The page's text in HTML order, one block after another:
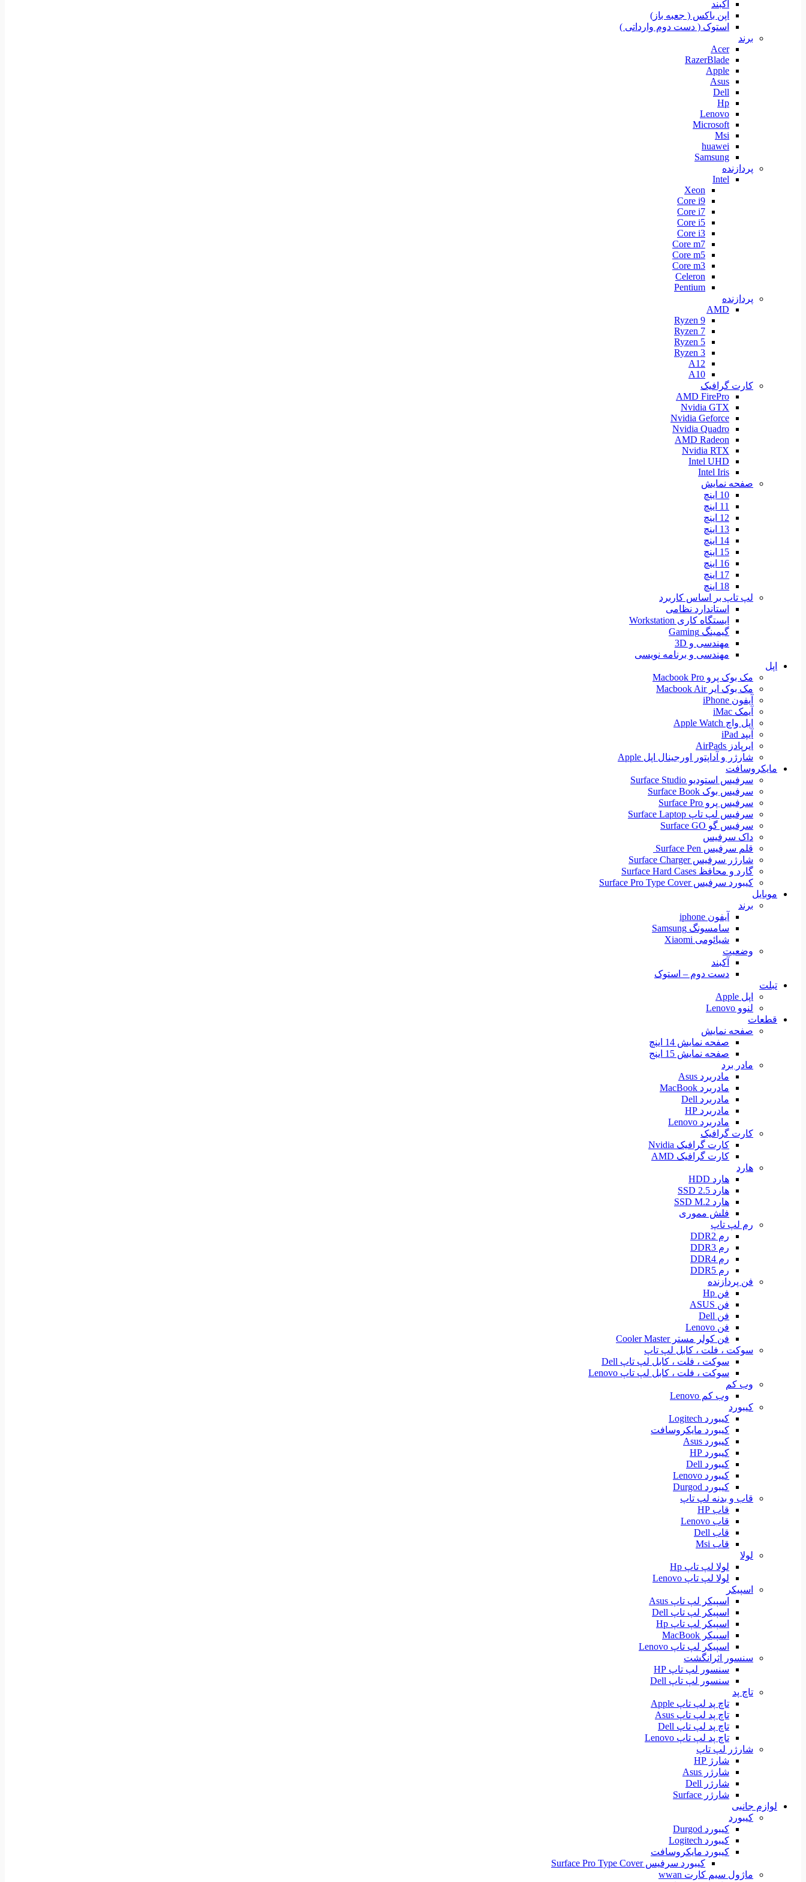
آکبند
اپن باکس ( جعبه باز)
استوک ( دست دوم وارداتی )
برند
Acer
RazerBlade
Apple
Asus
Dell
Hp
Lenovo
Microsoft
Msi
huawei
Samsung
پردازنده
Intel
Xeon
Core i9
Core i7
Core i5
Core i3
Core m7
Core m5
Core m3
Celeron
Pentium
پردازنده
AMD
Ryzen 9
Ryzen 7
Ryzen 5
Ryzen 3
A12
A10
کارت گرافیک
AMD FirePro
Nvidia GTX
Nvidia Geforce
Nvidia Quadro
AMD Radeon
Nvidia RTX
Intel UHD
Intel Iris
صفحه نمایش
10 اینچ
11 اینچ
12 اینچ
13 اینچ
14 اینچ
15 اینچ
16 اینچ
17 اینچ
18 اینچ
لپ تاپ بر اساس کاربرد
استاندارد نظامی
ایستگاه کاری Workstation
گیمینگ Gaming
مهندسی و 3D
مهندسی و برنامه نویسی
اپل
مک بوک پرو Macbook Pro
مک بوک ایر Macbook Air
آیفون iPhone
آیمک iMac
اپل واچ Apple Watch
آیپد iPad
ایرپادز AirPads
شارژر و آداپتور اورجینال اپل Apple
مایکروسافت
سرفیس استودیو Surface Studio
سرفیس بوک Surface Book
سرفیس پرو Surface Pro
سرفیس لپ تاپ Surface Laptop
سرفیس گو Surface GO
داک سرفیس
قلم سرفیس Surface Pen
شارژر سرفیس Surface Charger
گارد و محافظ Surface Hard Cases
کیبورد سرفیس Surface Pro Type Cover
موبایل
برند
آیفون iphone
سامسونگ Samsung
شیائومی Xiaomi
وضعیت
آکبند
دست دوم – استوک
تبلت
اپل Apple
لنوو Lenovo
قطعات
صفحه نمایش
صفحه نمایش 14 اینچ
صفحه نمایش 15 اینج
مادر برد
مادربرد Asus
مادربرد MacBook
مادربرد Dell
مادربرد HP
مادربرد Lenovo
کارت گرافیک
کارت گرافیک Nvidia
کارت گرافیک AMD
هارد
هارد HDD
هارد SSD 2.5
هارد SSD M.2
فلش مموری
رم لپ تاپ
رم DDR2
رم DDR3
رم DDR4
رم DDR5
فن پردازنده
فن Hp
فن ASUS
فن Dell
فن Lenovo
فن کولر مستر Cooler Master
سوکت ، فلت ، کابل لپ تاپ
سوکت ، فلت ، کابل لپ تاپ Dell
سوکت ، فلت ، کابل لپ تاپ Lenovo
وب کم
وب کم Lenovo
کیبورد
کیبورد Logitech
کیبورد مایکروسافت
کیبورد Asus
کیبورد HP
کیبورد Dell
کیبورد Lenovo
کیبورد Durgod
قاب و بدنه لپ تاپ
قاب HP
قاب Lenovo
قاب Dell
قاب Msi
لولا
لولا لپ تاپ Hp
لولا لپ تاپ Lenovo
اسپیکر
اسپیکر لپ تاپ Asus
اسپیکر لپ تاپ Dell
اسپیکر لپ تاپ Hp
اسپیکر MacBook
اسپیکر لپ تاپ Lenovo
سنسور اثرانگشت
سنسور لپ تاپ HP
سنسور لپ تاپ Dell
تاچ پد
تاچ پد لپ تاپ Apple
تاچ پد لپ تاپ Asus
تاچ پد لپ تاپ Dell
تاچ پد لپ تاپ Lenovo
شارژر لپ تاپ
شارژ HP
شارژر Asus
شارژر Dell
شارژر Surface
لوازم جانبی
کیبورد
کیبورد Durgod
کیبورد Logitech
کیبورد مایکروسافت
کیبورد سرفیس Surface Pro Type Cover
ماژول سیم کارت wwan